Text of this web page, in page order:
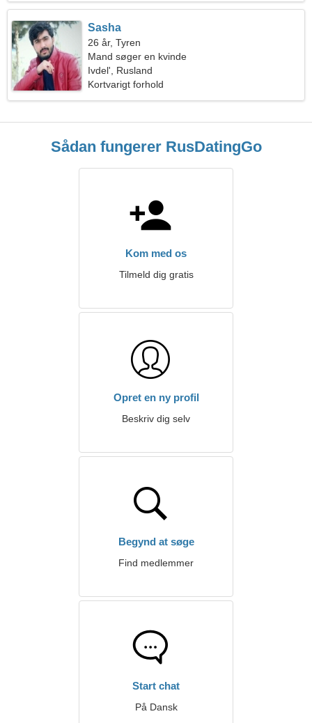
Sasha
26 år, Tyren
Mand søger en kvinde
Ivdel', Rusland
Kortvarigt forhold
Sådan fungerer RusDatingGo
Kom med os
Tilmeld dig gratis
Opret en ny profil
Beskriv dig selv
Begynd at søge
Find medlemmer
Start chat
På Dansk